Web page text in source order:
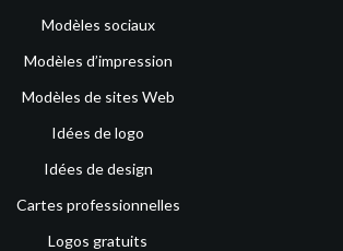
Modèles sociaux
Modèles d’impression
Modèles de sites Web
Idées de logo
Idées de design
Cartes professionnelles
Logos gratuits